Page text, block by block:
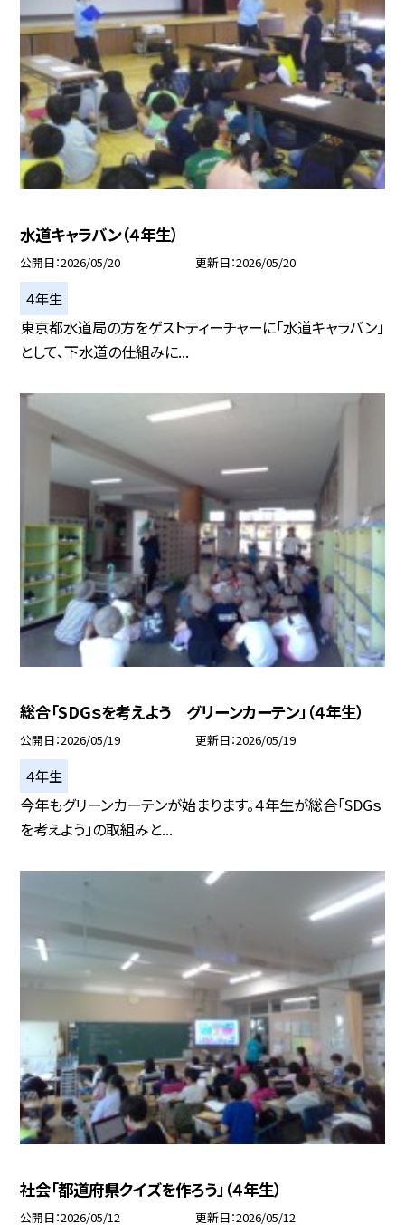
水道キャラバン（４年生）
公開日 2026/05/20 更新日 2026/05/20
４年生
東京都水道局の方をゲストティーチャーに「水道キャラバン」
として、下水道の仕組みに...
総合「SDGｓを考えよう グリーンカーテン」（４年生）
公開日 2026/05/19 更新日 2026/05/19
４年生
今年もグリーンカーテンが始まります。４年生が総合「SDGｓ
を考えよう」の取組みと...
社会「都道府県クイズを作ろう」（４年生）
公開日 2026/05/12 更新日 2026/05/12